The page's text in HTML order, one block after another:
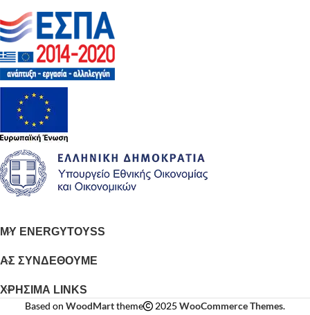
MY ENERGYTOYSS
ΑΣ ΣΥΝΔΕΘΟΥΜΕ
ΧΡΗΣΙΜΑ LINKS
Based on WoodMarttheme 2025 WooCommerce Themes.